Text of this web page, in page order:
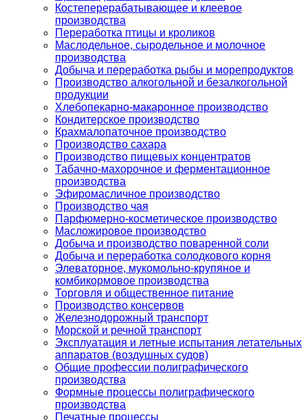
Костеперерабатывающее и клеевое
производства
Переработка птицы и кроликов
Маслодельное, сыродельное и молочное
производства
Добыча и переработка рыбы и морепродуктов
Производство алкогольной и безалкогольной
продукции
Хлебопекарно-макаронное производство
Кондитерское производство
Крахмалопаточное производство
Производство сахара
Производство пищевых концентратов
Табачно-махорочное и ферментационное
производства
Эфиромасличное производство
Производство чая
Парфюмерно-косметическое производство
Масложировое производство
Добыча и производство поваренной соли
Добыча и переработка солодкового корня
Элеваторное, мукомольно-крупяное и
комбикормовое производства
Торговля и общественное питание
Производство консервов
Железнодорожный транспорт
Морской и речной транспорт
Эксплуатация и летные испытания летательных
аппаратов (воздушных судов)
Общие профессии полиграфического
производства
Формные процессы полиграфического
производства
Печатные процессы